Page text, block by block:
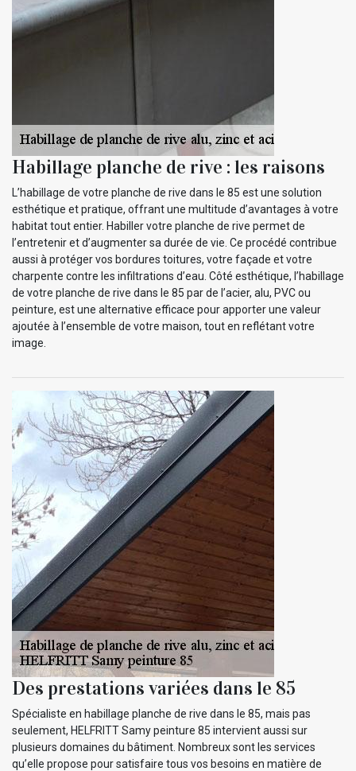
Habillage planche de rive : les raisons
L’habillage de votre planche de rive dans le 85 est une solution
esthétique et pratique, offrant une multitude d’avantages à votre
habitat tout entier. Habiller votre planche de rive permet de
l’entretenir et d’augmenter sa durée de vie. Ce procédé contribue
aussi à protéger vos bordures toitures, votre façade et votre
charpente contre les infiltrations d’eau. Côté esthétique, l’habillage
de votre planche de rive dans le 85 par de l’acier, alu, PVC ou
peinture, est une alternative efficace pour apporter une valeur
ajoutée à l’ensemble de votre maison, tout en reflétant votre
image.
Des prestations variées dans le 85
Spécialiste en habillage planche de rive dans le 85, mais pas
seulement, HELFRITT Samy peinture 85 intervient aussi sur
plusieurs domaines du bâtiment. Nombreux sont les services
qu’elle propose pour satisfaire tous vos besoins en matière de